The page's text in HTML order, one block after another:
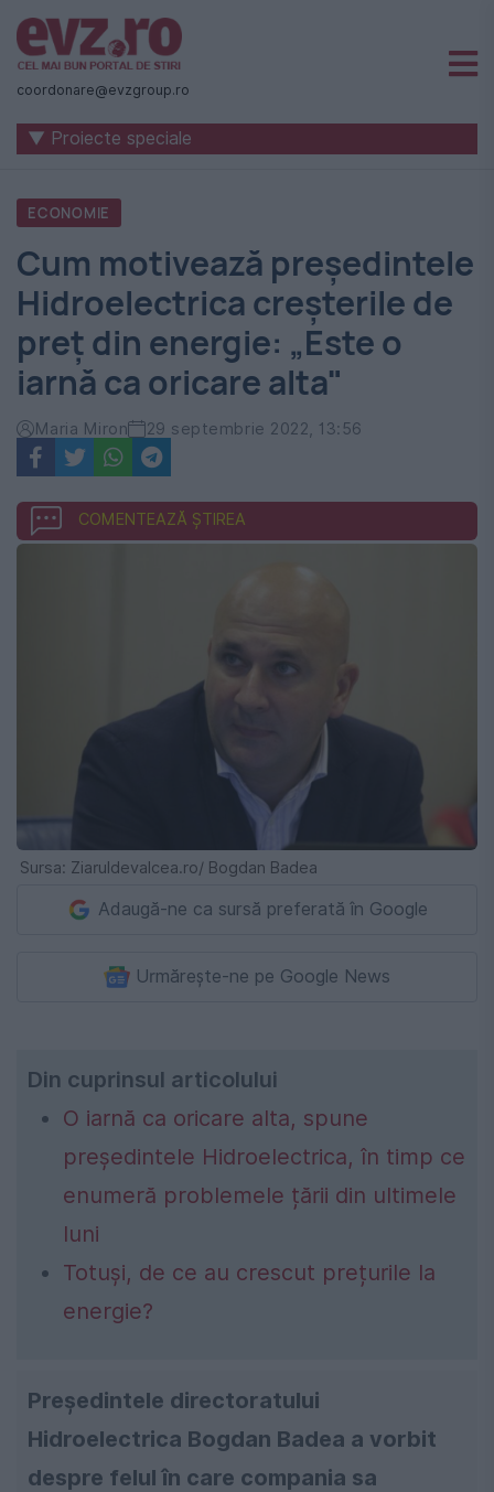
Știri
naționale
internaționale
România
-
Evenimentul
Zilei
coordonare@evzgroup.ro
▼ Proiecte speciale
ECONOMIE
Cum motivează președintele
Hidroelectrica creșterile de
preț din energie: „Este o
iarnă ca oricare alta"
Maria Miron 29 septembrie 2022, 13:56
COMENTEAZĂ ȘTIREA
Sursa: Ziaruldevalcea.ro/ Bogdan Badea
Adaugă-ne ca sursă preferată în Google
Urmărește-ne pe Google News
Din cuprinsul articolului
O iarnă ca oricare alta, spune
președintele Hidroelectrica, în timp ce
enumeră problemele țării din ultimele
luni
Totuși, de ce au crescut prețurile la
energie?
Președintele directoratului
Hidroelectrica Bogdan Badea a vorbit
despre felul în care compania sa